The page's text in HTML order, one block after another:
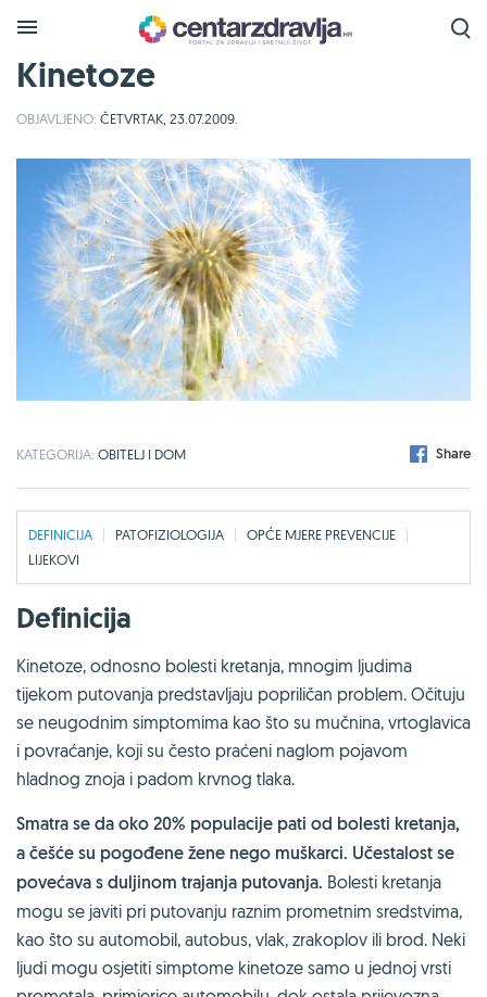
Kinetoze
OBJAVLJENO: ČETVRTAK, 23.07.2009.
KATEGORIJA: OBITELJ I DOM Share
DEFINICIJA PATOFIZIOLOGIJA
OPĆE MJERE PREVENCIJE
LIJEKOVI
Definicija
Kinetoze, odnosno bolesti kretanja, mnogim ljudima
tijekom putovanja predstavljaju popriličan problem. Očituju
se neugodnim simptomima kao što su mučnina, vrtoglavica
i povraćanje, koji su često praćeni naglom pojavom
hladnog znoja i padom krvnog tlaka.
Smatra se da oko 20% populacije pati od bolesti kretanja,
a češće su pogođene žene nego muškarci. Učestalost se
povećava s duljinom trajanja putovanja. Bolesti kretanja
mogu se javiti pri putovanju raznim prometnim sredstvima,
kao što su automobil, autobus, vlak, zrakoplov ili brod. Neki
ljudi mogu osjetiti simptome kinetoze samo u jednoj vrsti